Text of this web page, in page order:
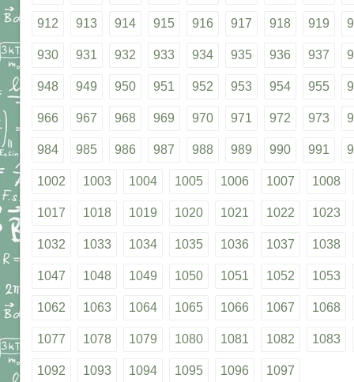
912 913 914 915 916 917 918 919
930 931 932 933 934 935 936 937
948 949 950 951 952 953 954 955
966 967 968 969 970 971 972 973
984 985 986 987 988 989 990 991
1002 1003 1004 1005 1006 1007 1008
1017 1018 1019 1020 1021 1022 1023
1032 1033 1034 1035 1036 1037 1038
1047 1048 1049 1050 1051 1052 1053
1062 1063 1064 1065 1066 1067 1068
1077 1078 1079 1080 1081 1082 1083
1092 1093 1094 1095 1096 1097